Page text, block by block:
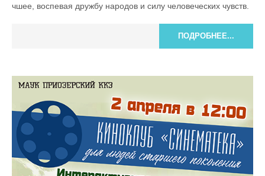
чшее,
воспевая дружбу народов и силу человеческих чувств.
ПОДРОБНЕЕ...